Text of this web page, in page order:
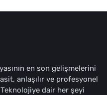
en son gelişmelerini
anlaşılır ve profesyonel
dair her şeyi